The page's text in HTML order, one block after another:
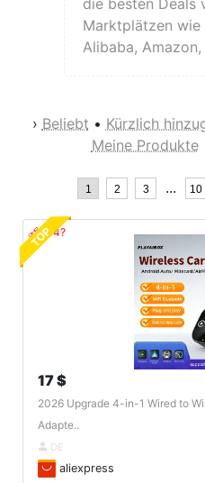
Marktplätzen wie
Alibaba, Amazon,
› Beliebt • Kürzlich
Meine Produkte
1 2 3 ... 10
🔗404?
TOP
17 $
2026 Upgrade 4-in-1 Wired to
Adapte..
DE
aliexpress